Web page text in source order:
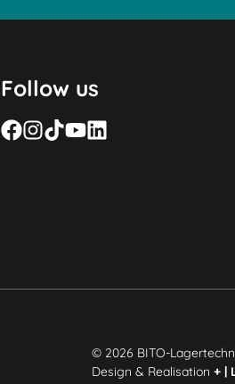
Follow us
© 2026 BITO-
Design & Realisation+ |